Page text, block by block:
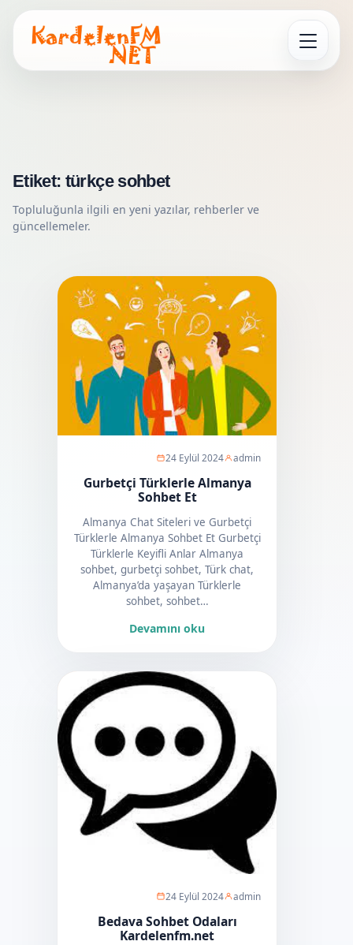
Menüyü Aç
Etiket: türkçe sohbet
Topluluğunla ilgili en yeni yazılar, rehberler ve
güncellemeler.
24 Eylül 2024 admin
Gurbetçi Türklerle Almanya
Sohbet Et
Almanya Chat Siteleri ve Gurbetçi
Türklerle Almanya Sohbet Et Gurbetçi
Türklerle Keyifli Anlar Almanya
sohbet, gurbetçi sohbet, Türk chat,
Almanya’da yaşayan Türklerle
sohbet, sohbet…
Devamını oku
24 Eylül 2024 admin
Bedava Sohbet Odaları
Kardelenfm.net